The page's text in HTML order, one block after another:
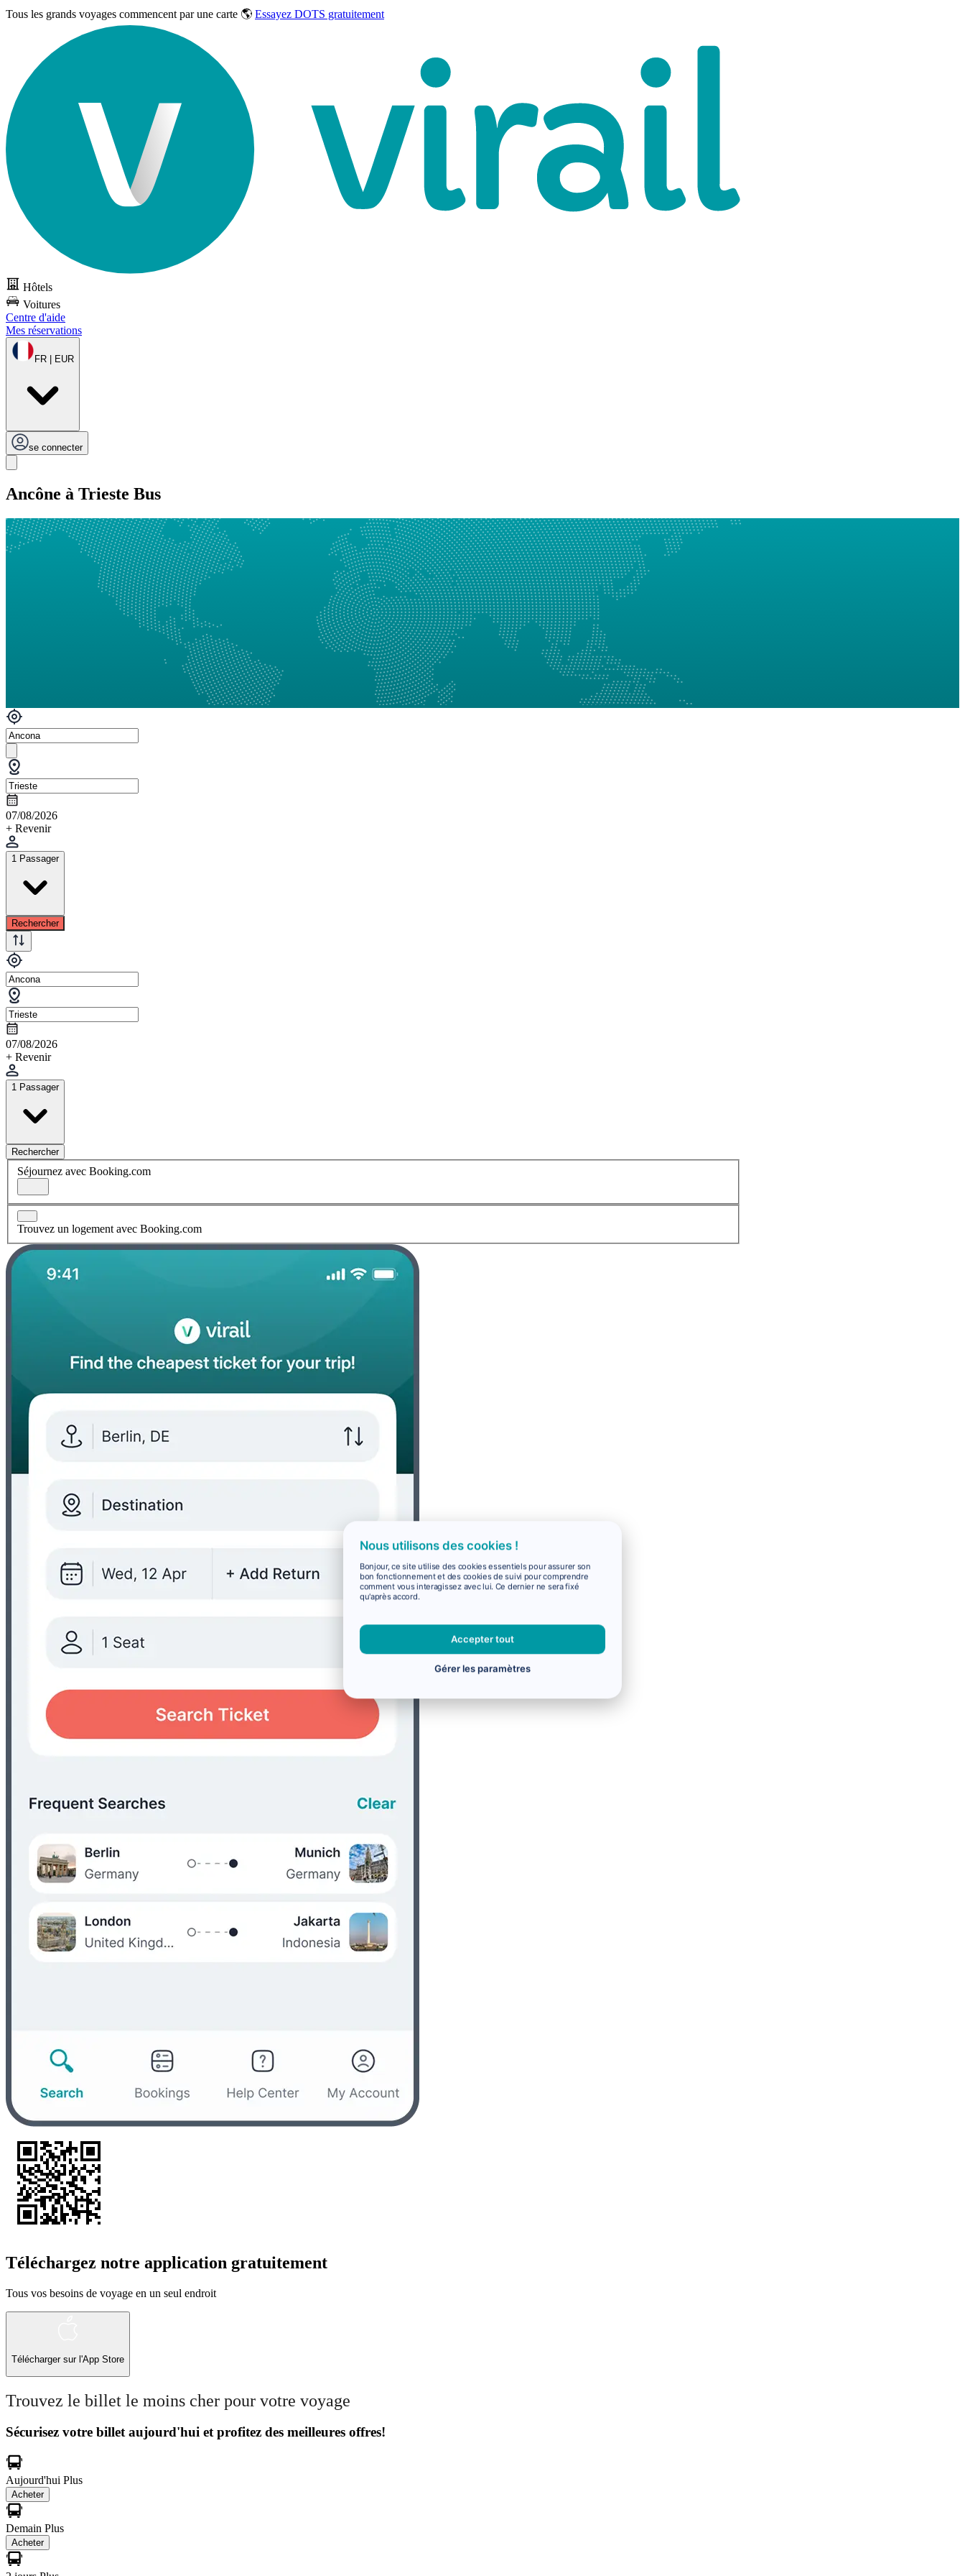
Tous les grands voyages commencent par une carte 🌎 Essayez DOTS gratuitement
Hôtels
Voitures
Centre d'aide
Mes réservations
FR | EUR
se connecter
Ancône à Trieste Bus
07/08/2026
+ Revenir
1 Passager
Rechercher
07/08/2026
+ Revenir
1 Passager
Rechercher
Séjournez avec Booking.com
Trouvez un logement avec Booking.com
Téléchargez notre application gratuitement
Tous vos besoins de voyage en un seul endroit
Télécharger sur l'App Store
Trouvez le billet le moins cher pour votre voyage
Sécurisez votre billet aujourd'hui et profitez des meilleures offres!
Aujourd'hui Plus
Acheter
Demain Plus
Acheter
Nous utilisons des cookies !
Bonjour, ce site utilise des cookies essentiels pour assurer son
bon fonctionnement et des cookies de suivi pour comprendre
comment vous interagissez avec lui. Ce dernier ne sera fixé
qu'après accord.
Accepter tout
Gérer les paramètres